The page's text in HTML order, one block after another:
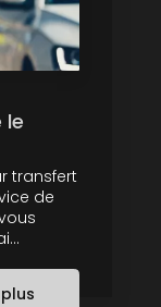
le
transfert
de